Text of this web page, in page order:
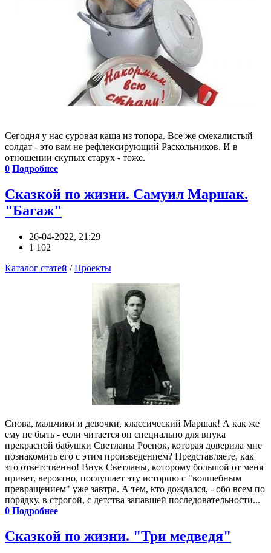
Сегодня у нас суровая каша из топора. Все же смекалистый
солдат - это вам не рефлексирующий Раскольников. И в
отношении скупых старух - тоже.
0 Подробнее
Сказкой по жизни. Самуил Маршак.
"Багаж"
26-04-2022, 21:29
1 102
Каталог статей /Проекты
Снова, мальчики и девочки, классический Маршак! А как же
ему не быть - если читается он специально для внука
прекрасной бабушки Светланы Роенок, которая доверила мне
познакомить его с этим произведением? Представляете, как
это ответственно! Внук Светланы, которому большой от меня
привет, вероятно, послушает эту историю с "волшебным
превращением" уже завтра. А тем, кто дождался, - обо всем по
порядку, в строгой, с детства запавшей последовательности...
0 Подробнее
Сказкой по жизни. "Три медведя"